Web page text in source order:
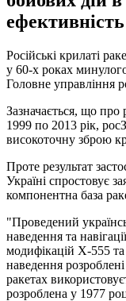
ефективність
Російські крилаті
у 60-х роках
Головне управління
Зазначається, що про
1999 по 2013 рік,
високоточну зброю
Проте результат
Україні спростовує
компонентна база
"Проведений
наведення та
модифікацій Х-555
наведення
ракетах
розроблена у 1977